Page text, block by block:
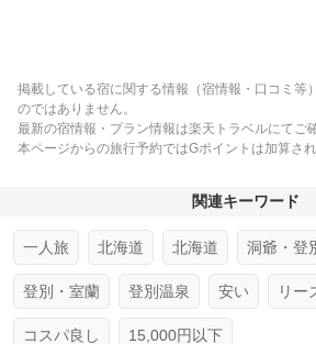
掲載している宿に関する情報（宿情報・口コミ等
のではありません。
最新の宿情報・プラン情報は楽天トラベルにてご
本ページからの旅行予約ではGポイントは加算され
関連キーワード
一人旅 北海道 北海道 洞爺・登
登別・室蘭 登別温泉 安い リー
コスパ良し 15,000円以下